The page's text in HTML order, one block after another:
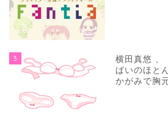
3
横田真悠 、
ぱいのほと
かがみで胸